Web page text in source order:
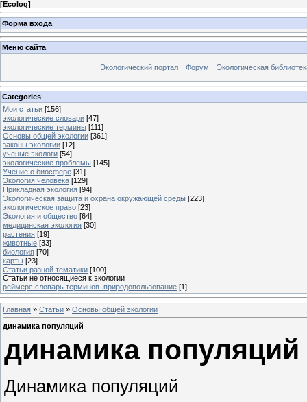
[Ecolog]
Форма входа
Меню сайта
Экологический портал Форум Экологическая
Categories
Мои статьи [156]
экологические словари [47]
экологические термины [111]
Основы общей экологии [361]
законы экологии [12]
ученые экологи [54]
экологические проблемы [145]
Учение о биосфере [31]
Экология человека [129]
Прикладная экология [94]
Экологическая защита и охрана окружающей среды [223]
экологическое право [23]
Экология и общество [64]
медицинская экология [30]
растения [19]
животные [33]
биология [70]
карты [23]
Статьи разной тематики [100]
Статьи не относящиеся к экологии
реймерс словарь терминов. природопользование [1]
Главная » Статьи » Основы общей экологии
динамика популяций
динамика популяций
Динамика популяций